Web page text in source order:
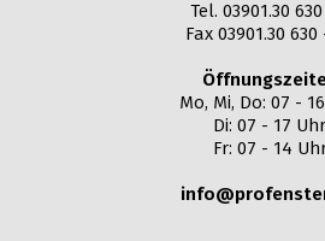
Tel. 03901.30
Fax 03901.30 630
Mo, Mi, Do: 07 -
Di: 07 - 17 Uhr
Fr: 07 - 14